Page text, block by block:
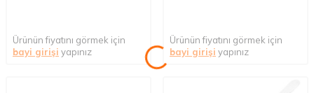
Ürünün fiyatını görmek için
bayi girişi yapınız
Ürünün fiyatını görmek için
bayi girişi yapınız